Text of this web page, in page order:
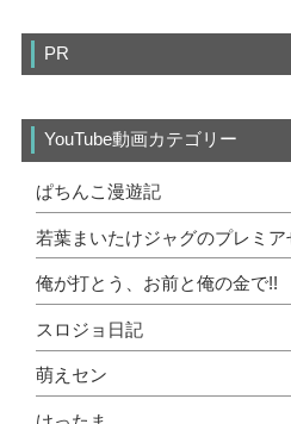
PR
YouTube動画カテゴリー
ぱちんこ漫遊記
若葉まいたけジャグのプレミア
俺が打とう、お前と俺の金で!!
スロジョ日記
萌えセン